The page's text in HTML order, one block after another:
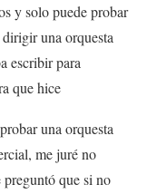
y solo puede probar
una orquesta
escribir para
que hice
una orquesta
me juré no
que si no